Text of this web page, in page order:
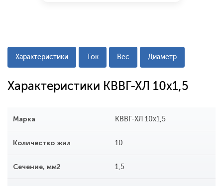
Характеристики Ток Вес Диаметр
Характеристики КВВГ-ХЛ 10х1,5
Марка КВВГ-ХЛ 10х1,5
Количество жил 10
Сечение, мм2 1,5